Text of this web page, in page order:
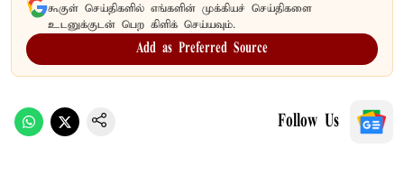
கூகுள் செய்திகளில் எங்களின் முக்கியச் செய்திகளை
உடனுக்குடன் பெற கிளிக் செய்யவும்.
Add as Preferred Source
Follow Us